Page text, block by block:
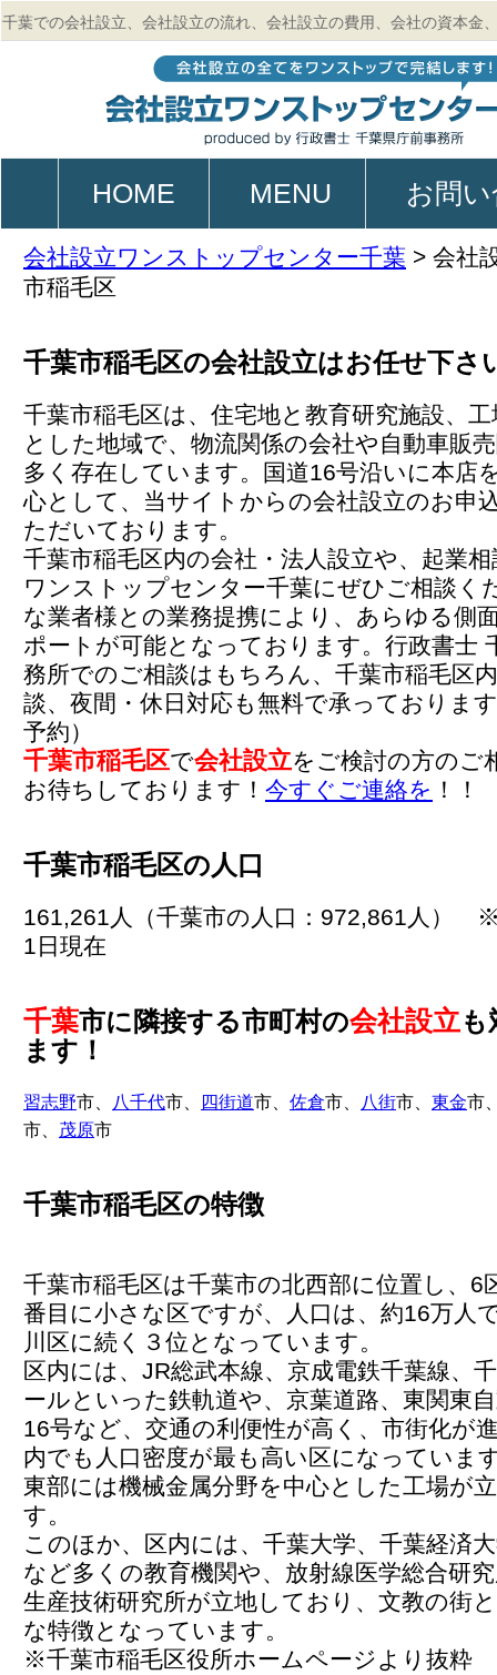
千葉での会社設立、会社設立の流れ、会社設立の費用、会社の資本金
HOME MENU お問
会社設立ワンストップセンター千葉 > 会社
市稲毛区
千葉市稲毛区の会社設立はお任せ下さ
千葉市稲毛区は、住宅地と教育研究施設、
とした地域で、物流関係の会社や自動車販
多く存在しています。国道16号沿いに本店
心として、当サイトからの会社設立のお申
ただいております。
千葉市稲毛区内の会社・法人設立や、起業
ワンストップセンター千葉にぜひご相談く
な業者様との業務提携により、あらゆる側
ポートが可能となっております。行政書士
務所でのご相談はもちろん、千葉市稲毛区
談、夜間・休日対応も無料で承っておりま
予約）
千葉市稲毛区で会社設立をご検討の方のご
お待ちしております！ 今すぐご連絡を ！！
千葉市稲毛区の人口
161,261人（千葉市の人口：972,861人）
1日現在
千葉市に隣接する市町村の会社設立も
ます！
習志野市、 八千代市、 四街道市、 佐倉市、 八街市、 東金市
市、 茂原市
千葉市稲毛区の特徴
千葉市稲毛区は千葉市の北西部に位置し、6
番目に小さな区ですが、人口は、約16万人
川区に続く３位となっています。
区内には、JR総武本線、京成電鉄千葉線、
ールといった鉄軌道や、京葉道路、東関東
16号など、交通の利便性が高く、市街化が
内でも人口密度が最も高い区になっていま
東部には機械金属分野を中心とした工場が
す。
このほか、区内には、千葉大学、千葉経済
など多くの教育機関や、放射線医学総合研
生産技術研究所が立地しており、文教の街
な特徴となっています。
※千葉市稲毛区役所ホームページより抜粋